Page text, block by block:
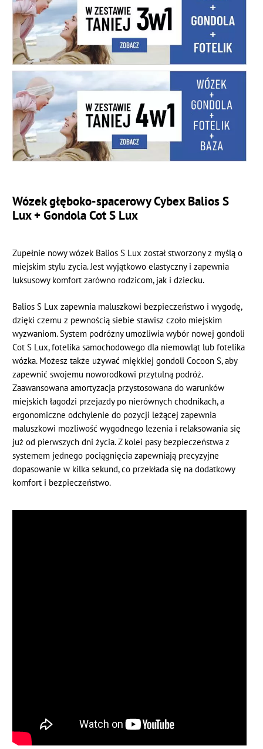
Wózek głęboko-spacerowy Cybex Balios S
Lux + Gondola Cot S Lux
Zupełnie nowy wózek Balios S Lux został stworzony z myślą o
miejskim stylu życia. Jest wyjątkowo elastyczny i zapewnia
luksusowy komfort zarówno rodzicom, jak i dziecku.
Balios S Lux zapewnia maluszkowi bezpieczeństwo i wygodę,
dzięki czemu z pewnością siebie stawisz czoło miejskim
wyzwaniom. System podróżny umożliwia wybór nowej gondoli
Cot S Lux, fotelika samochodowego dla niemowląt lub fotelika
wózka. Możesz także używać miękkiej gondoli Cocoon S, aby
zapewnić swojemu noworodkowi przytulną podróż.
Zaawansowana amortyzacja przystosowana do warunków
miejskich łagodzi przejazdy po nierównych chodnikach, a
ergonomiczne odchylenie do pozycji leżącej zapewnia
maluszkowi możliwość wygodnego leżenia i relaksowania się
już od pierwszych dni życia. Z kolei pasy bezpieczeństwa z
systemem jednego pociągnięcia zapewniają precyzyjne
dopasowanie w kilka sekund, co przekłada się na dodatkowy
komfort i bezpieczeństwo.